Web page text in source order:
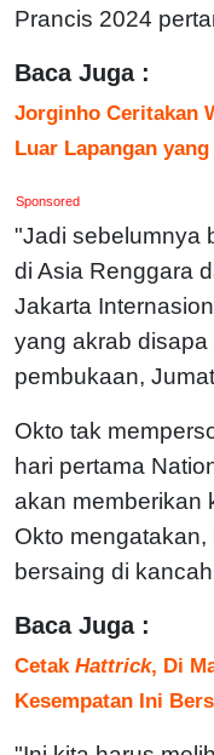
Prancis 2024
Baca Juga :
Jorginho Ceritakan
Luar Lapangan
Sponsored
"Jadi sebelumnya
di Asia Renggara
Jakarta
yang akrab
pembukaan,
Okto tak
hari pertama
akan memberikan
Okto
bersaing di
Baca Juga :
Cetak Hattrick, Di
Kesempatan Ini